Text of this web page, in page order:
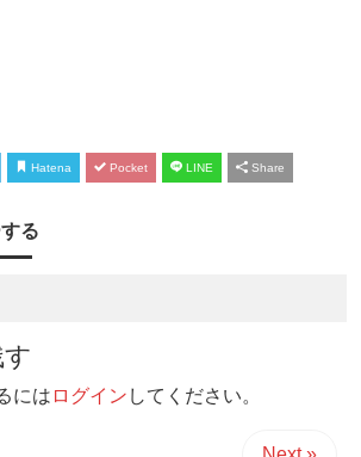
Hatena Pocket LINE Share
る
には ログイン してください。